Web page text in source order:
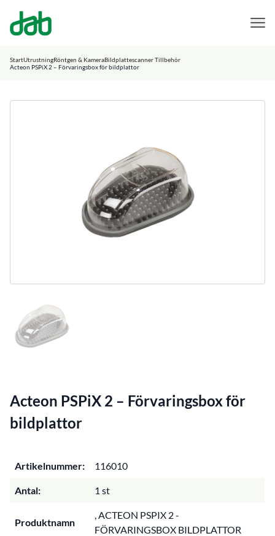
DAB Dental
StartUtrustningRöntgen & KameraBildplattescanner Tillbehör
Acteon PSPiX 2 – Förvaringsbox för bildplattor
Acteon PSPiX 2 – Förvaringsbox för
bildplattor
Artikelnummer: 116010
Antal: 1 st
Produktnamn
, ACTEON PSPIX 2 -
FÖRVARINGSBOX BILDPLATTOR